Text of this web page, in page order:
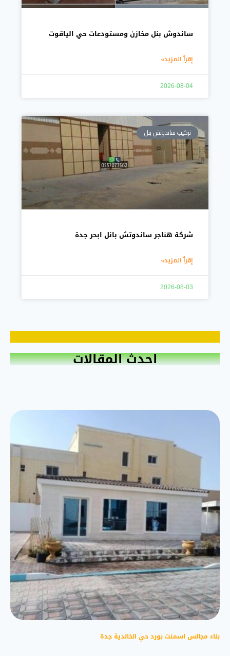
ساندوش بنل مخازن ومستودعات حي الياقوت
إقرأ المزيد»
2026-08-04
تركيب ساندوتش بنل
شركة هناجر ساندوتش بانل ابحر جدة
إقرأ المزيد»
2026-08-03
احدث المقالات
بناء مجالس اسمنت بورد حي الخالدية جدة